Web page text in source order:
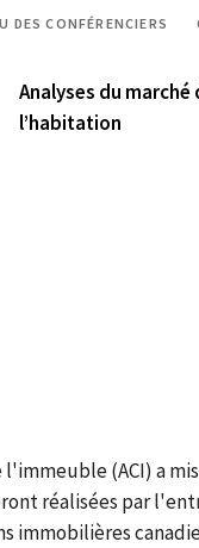
DES CONFÉRENCIERS
Analyses du marché
l’habitation
(ACI) a
réalisées par
immobilières